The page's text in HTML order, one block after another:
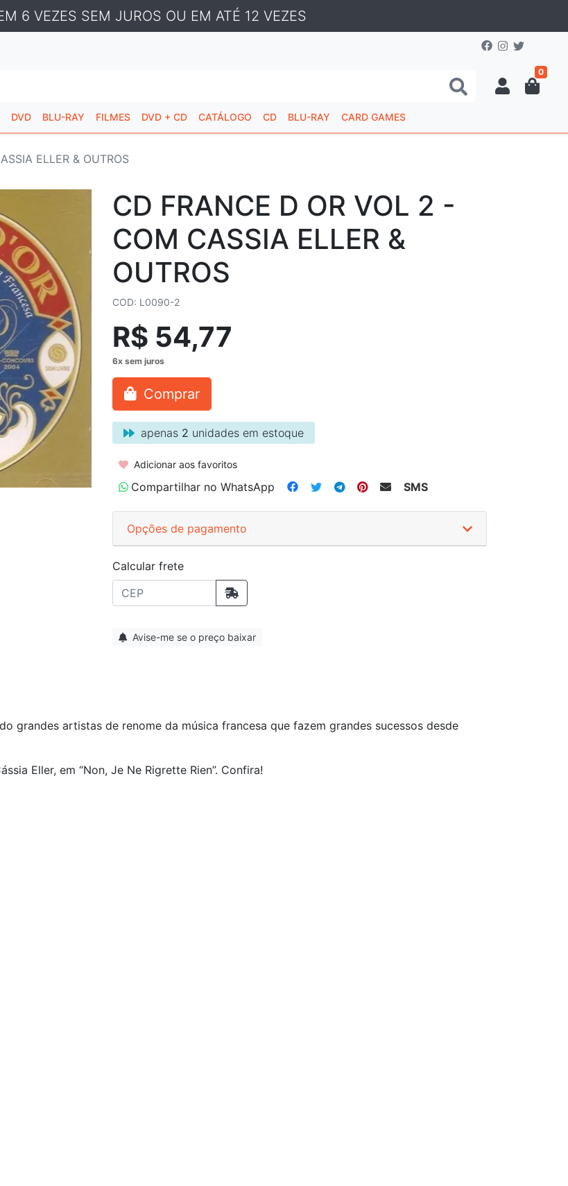
6 VEZES SEM JUROS OU EM ATÉ 12 VEZES
0
DVD BLU-RAY FILMES DVD + CD CATÁLOGO CD BLU-RAY CARD GAMES
ELLER & OUTROS
CD FRANCE D OR VOL 2 -
COM CASSIA ELLER &
OUTROS
COD: L0090-2
R$ 54,77
Comprar
apenas 2 unidades em estoque
Adicionar aos favoritos
Compartilhar no WhatsApp SMS
Opções de pagamento
Calcular frete
Avise-me se o preço baixar
grandes artistas de renome da música francesa que fazem grandes sucessos desde
Eller, em “Non, Je Ne Rigrette Rien”. Confira!